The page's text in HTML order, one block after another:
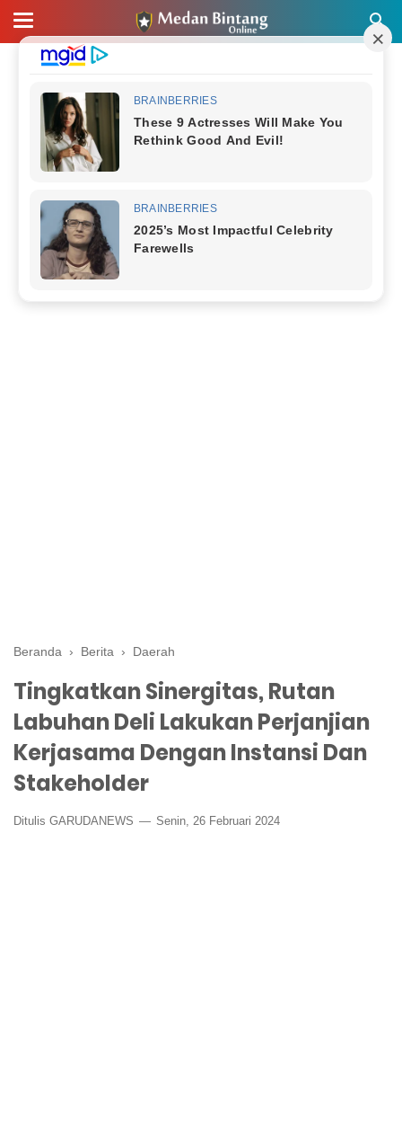
Beranda › Berita › Daerah
Tingkatkan Sinergitas, Rutan
Labuhan Deli Lakukan Perjanjian
Kerjasama Dengan Instansi Dan
Stakeholder
Ditulis GARUDANEWS Senin, 26 Februari 2024